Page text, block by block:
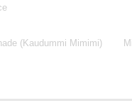
(Kaudummi Mimimi)